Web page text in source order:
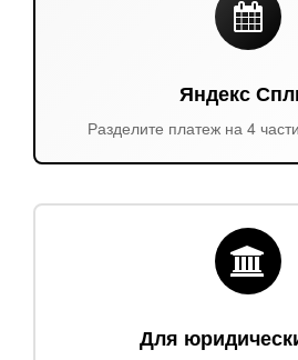
Яндекс
Разделите платеж на 4
Для